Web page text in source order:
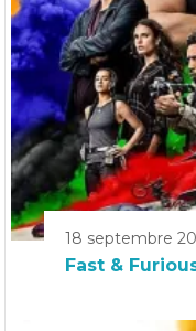
18 septembre
Fast &